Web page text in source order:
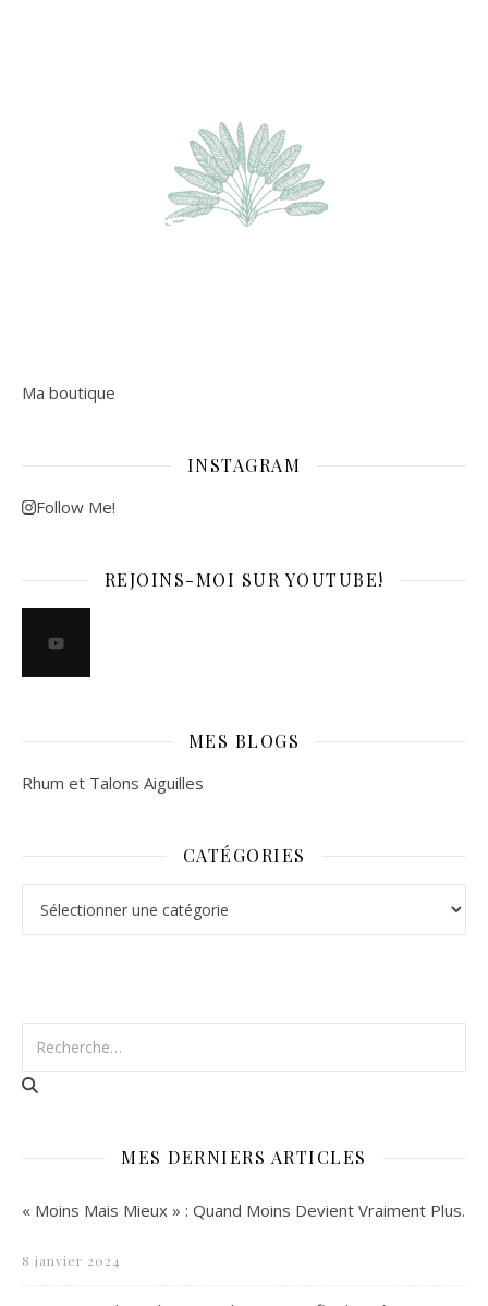
Ma boutique
INSTAGRAM
Follow Me!
REJOINS-MOI SUR YOUTUBE!
MES BLOGS
Rhum et Talons Aiguilles
CATÉGORIES
MES DERNIERS ARTICLES
« Moins Mais Mieux » : Quand Moins Devient Vraiment Plus.
8 janvier 2024